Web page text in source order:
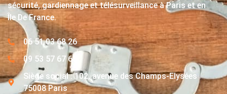
sécurité, gardiennage et télésurveillance à Paris et en
Île De France.
06 51 03 68 26
09 53 57 67 63
Siège social : 102, avenue des Champs-Elysées
75008 Paris